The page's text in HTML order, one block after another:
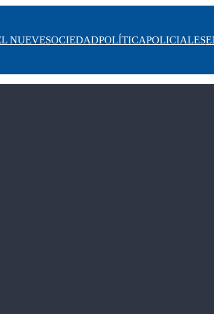
NUEVESOCIEDADPOLÍTICAPOLICIALES